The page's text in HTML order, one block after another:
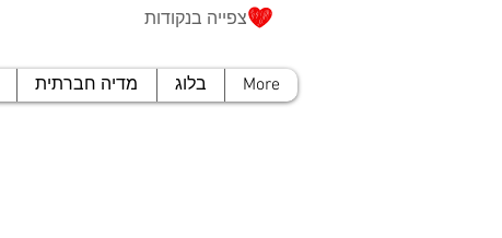
צפייה בנקודות
מדיה חברתית בלוג More